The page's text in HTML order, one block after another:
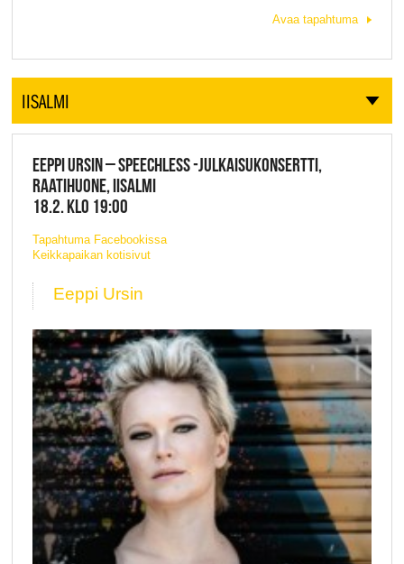
Avaa tapahtuma
IISALMI
EEPPI URSIN – SPEECHLESS -JULKAISUKONSERTTI,
RAATIHUONE, IISALMI
18.2. KLO 19:00
Tapahtuma Facebookissa
Keikkapaikan kotisivut
Eeppi Ursin